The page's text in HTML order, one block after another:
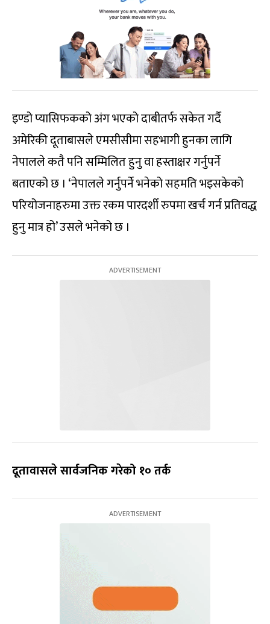
इण्डो प्यासिफकको अंग भएको दाबीतर्फ सकेत गर्दै
अमेरिकी दूताबासले एमसीसीमा सहभागी हुनका लागि
नेपालले कतै पनि सम्मिलित हुनु वा हस्ताक्षर गर्नुपर्ने
बताएको छ । ‘नेपालले गर्नुपर्ने भनेको सहमति भइसकेको
परियोजनाहरुमा उक्त रकम पारदर्शी रुपमा खर्च गर्न प्रतिवद्ध
हुनु मात्र हो’ उसले भनेको छ ।
दूतावासले सार्वजनिक गरेको १० तर्क